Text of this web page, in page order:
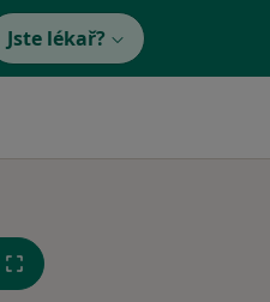
Jste lékař?